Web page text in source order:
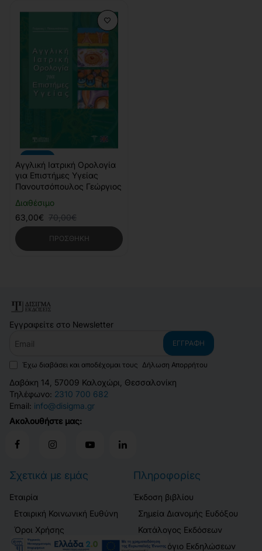
Διαθέσιμο
Αγγλική Ιατρική Ορολογία
για Επιστήμες Υγείας
Πανουτσόπουλος Γεώργιος
63,00€ 70,00€
ΠΡΟΣΘΉΚΗ
Εγγραφείτε στο Newsletter
ΕΓΓΡΑΦΉ
Έχω διαβάσει και αποδέχομαι τους Δήλωση Απορρήτου
Δαβάκη 14, 57009 Καλοχώρι, Θεσσαλονίκη
Τηλέφωνο: 2310 700 682
Email: info@disigma.gr
Ακολουθήστε μας:
Σχετικά με εμάς
Εταιρία
Εταιρική Κοινωνική Ευθύνη
Όροι Χρήσης
Δήλωση Απορρήτου
Πληροφορίες
Έκδοση βιβλίου
Σημεία Διανομής Ευδόξου
Κατάλογος Εκδόσεων
Ημερολόγιο Εκδηλώσεων